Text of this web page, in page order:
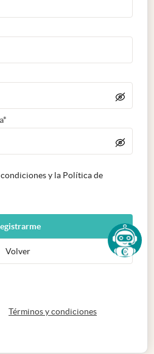
y la Política de
Volver
en nueva pestaña
Términos y condicionesabre en nueva